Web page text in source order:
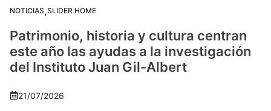
NOTICIAS,SLIDER HOME
Patrimonio, historia y cultura centran
este año las ayudas a la investigación
del Instituto Juan Gil-Albert
21/07/2026